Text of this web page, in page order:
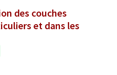
des couches
et dans les